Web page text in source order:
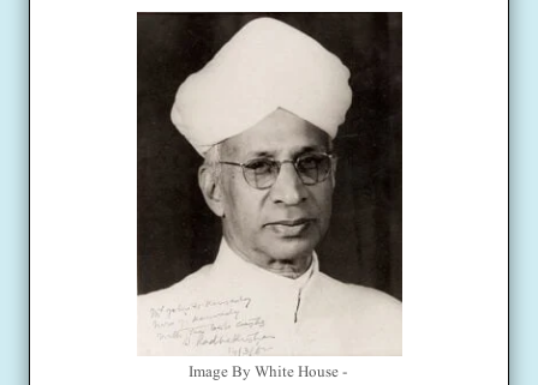
Image By White House -